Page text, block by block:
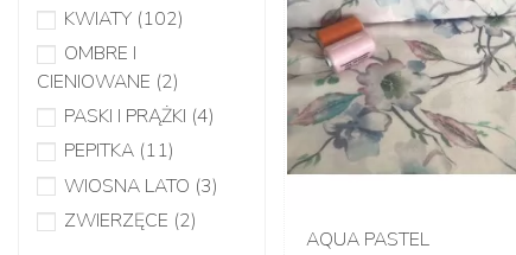
AQUA PASTEL
KWIATY (102)
OMBRE I
CIENIOWANE (2)
PASKI I PRĄŻKI (4)
PEPITKA (11)
WIOSNA LATO (3)
ZWIERZĘCE (2)